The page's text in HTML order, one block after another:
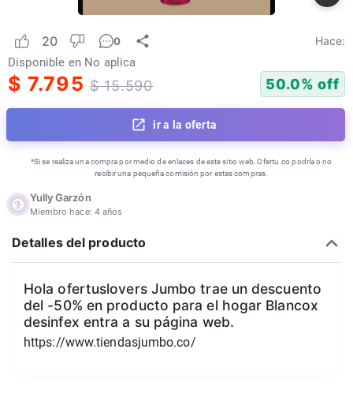
20 0 Hace:
Disponible en No aplica
$ 7.795 $15.590 50.0% off
ir a la oferta
*Si se realiza una compra por medio de enlaces de este sitio web, Ofertu.co podría o no
recibir una pequeña comisión por estas compras.
Yully Garzón
Miembro hace: 4 años
Detalles del producto
Hola ofertuslovers Jumbo trae un descuento
del -50% en producto para el hogar Blancox
desinfex entra a su página web.
https://www.tiendasjumbo.co/